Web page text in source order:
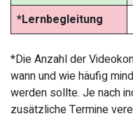
*Lernbegleitung
*Die Anzahl der
wann und wie häufig
werden sollte. Je nach
zusätzliche Termine